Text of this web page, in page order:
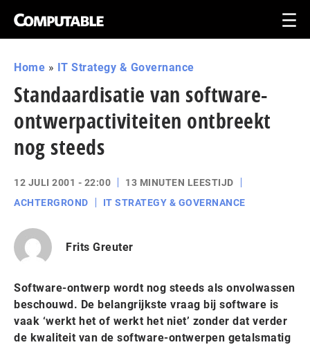
Home » IT Strategy & Governance
Standaardisatie van software-
ontwerpactiviteiten ontbreekt
nog steeds
12 JULI 2001 - 22:00
13 MINUTEN LEESTIJD
ACHTERGROND
IT STRATEGY & GOVERNANCE
Frits Greuter
Software-ontwerp wordt nog steeds als onvolwassen
beschouwd. De belangrijkste vraag bij software is
vaak ‘werkt het of werkt het niet’ zonder dat verder
de kwaliteit van de software-ontwerpen getalsmatig